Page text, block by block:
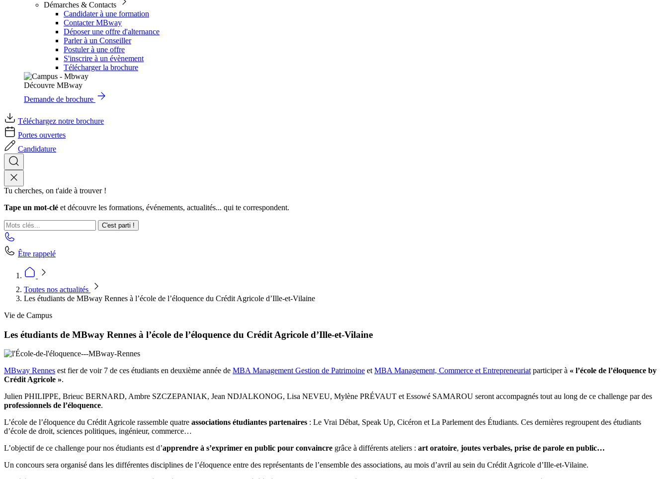
Démarches & Contacts
Candidater à une formation
Contacter MBway
Déposer une offre d'alternance
Parler à un Conseiller
Postuler à une offre
S'inscrire à un évènement
Télécharger la brochure
Découvre MBway
Demande de brochure
Téléchargez notre brochure
Portes ouvertes
Candidature
Tu cherches, on t'aide à trouver !
Tape un mot-clé et découvre les formations, événements, actualités... qui te correspondent.
C'est parti !
Être rappelé
Toutes nos actualités
Les étudiants de MBway Rennes à l’école de l’éloquence du Crédit Agricole d’Ille-et-Vilaine
Vie de Campus
Les étudiants de MBway Rennes à l’école de l’éloquence du Crédit Agricole d’Ille-et-Vilaine
MBway Rennes est fier de voir 7 de ces étudiants en deuxième année de MBA Management Gestion de Patrimoine etMBA Management, Commerce et Entrepreneuriatparticiper à « l’école de l’éloquence by
Crédit Agricole ».
Julien PHILIPPE, Brieuc BERNARD, Ambre SZCZEPANIAK, Jean NDJALKONOG, Lisa NEVEU, Mylène PRÉVAUT et Essowé SAMAROU seront accompagnés tout au long de ce challenge par des
professionnels de l’éloquence.
L’école de l’éloquence du Crédit Agricole rassemble quatre associations étudiantes partenaires : Le Vrai Débat, Speak Up, Cicéron et La Parlement des Étudiants. Ces dernières regroupent des étudiants
d’école de droit, sciences politiques, ingénieur, commerce…
L’objectif de ce challenge pour nos étudiants est d’apprendre à s’exprimer en public pour convaincre grâce à différents ateliers : art oratoire, joutes verbales, prise de parole en public…
Un concours sera organisé dans les différentes disciplines de l’éloquence entre des représentants de l’ensemble des associations, au mois d’avril au sein du Crédit Agricole d’Ille-et-Vilaine.